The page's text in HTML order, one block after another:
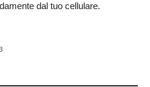
dal tuo cellulare.